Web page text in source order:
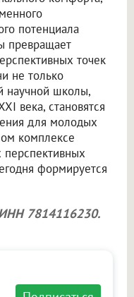
потенциала
превращает
точек
не только
научной школы,
века, становятся
для молодых
комплексе
перспективных
формируется
7814116230.